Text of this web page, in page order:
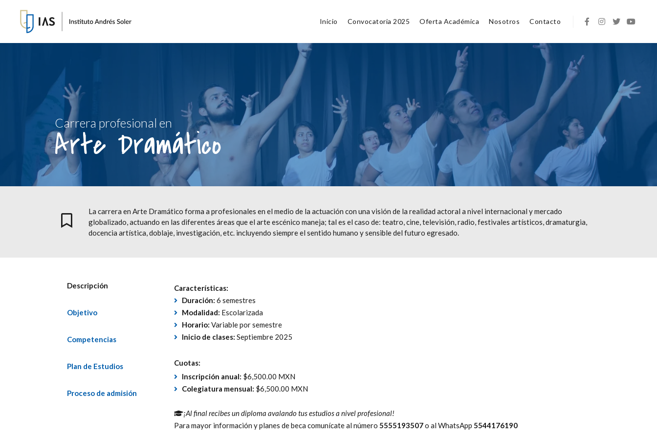
Inicio Convocatoria 2025 Oferta Académica Nosotros Contacto
Carrera profesional en
Arte Dramático
La carrera en Arte Dramático forma a profesionales en el medio de la actuación con una visión de la realidad actoral a nivel internacional y mercado
globalizado, actuando en las diferentes áreas que el arte escénico maneja; tal es el caso de: teatro, cine, televisión, radio, festivales artísticos, dramaturgia,
docencia artística, doblaje, investigación, etc. incluyendo siempre el sentido humano y sensible del futuro egresado.
Descripción
Objetivo
Competencias
Plan de Estudios
Proceso de admisión
Características:
Duración:6 semestres
Modalidad: Escolarizada
Horario:Variable por semestre
Inicio de clases:Septiembre 2025
Cuotas:
Inscripción anual: $6,500.00 MXN
Colegiatura mensual: $6,500.00 MXN
¡Al final recibes un diploma avalando tus estudios a nivel profesional!
Para mayor información y planes de beca comunícate al número 5555193507o al WhatsApp 5544176190